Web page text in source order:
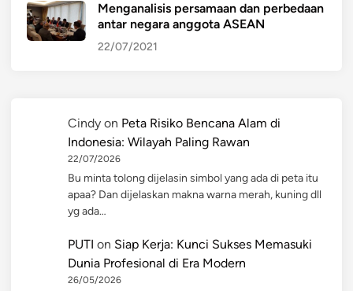
Menganalisis persamaan dan perbedaan
antar negara anggota ASEAN
22/07/2021
Cindy on Peta Risiko Bencana Alam di
Indonesia: Wilayah Paling Rawan
22/07/2026
Bu minta tolong dijelasin simbol yang ada di peta itu
apaa? Dan dijelaskan makna warna merah, kuning dll
yg ada…
PUTI on Siap Kerja: Kunci Sukses Memasuki
Dunia Profesional di Era Modern
26/05/2026